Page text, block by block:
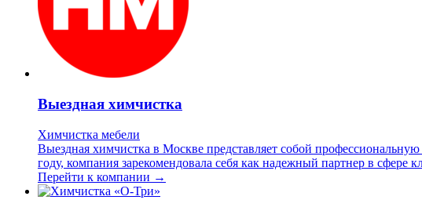
Выездная химчистка
Химчистка мебели
Выездная химчистка в Москве представляет собой
году, компания зарекомендовала себя как надежный партнер в сфере
Перейти к компании →